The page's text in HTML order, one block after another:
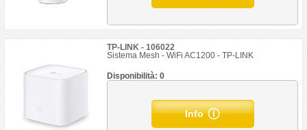
TP-LINK - 106022
Sistema Mesh - WiFi AC1200 - TP-LINK
Disponibilità: 0
Info